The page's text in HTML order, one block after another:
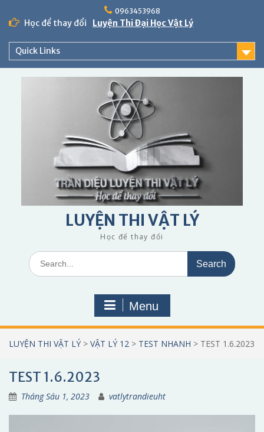
content
0963453968
Học để thay đổi Luyện Thi Đại Học Vật Lý
Quick Links
LUYỆN THI VẬT LÝ
Học để thay đổi
Search
for:
Menu
LUYỆN THI VẬT LÝ > VẬT LÝ 12 > TEST NHANH > TEST 1.6.2023
TEST 1.6.2023
Tháng Sáu 1, 2023 vatlytrandieuht